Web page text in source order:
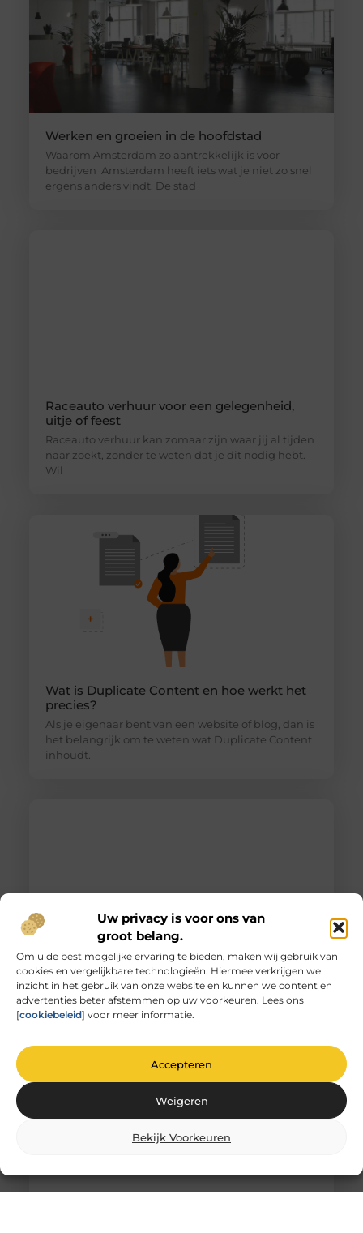
Uw privacy is voor ons van
groot belang.
Om u de best mogelijke ervaring te bieden, maken wij gebruik van
cookies en vergelijkbare technologieën. Hiermee verkrijgen we
inzicht in het gebruik van onze website en kunnen we content en
advertenties beter afstemmen op uw voorkeuren. Lees ons
[cookiebeleid] voor meer informatie.
Accepteren
Weigeren
Bekijk Voorkeuren
Werken en groeien in de hoofdstad
Waarom Amsterdam zo aantrekkelijk is voor
bedrijven Amsterdam heeft iets wat je niet zo snel
ergens anders vindt. De stad
Raceauto verhuur voor een gelegenheid,
uitje of feest
Raceauto verhuur kan zomaar zijn waar jij al tijden
naar zoekt, zonder te weten dat je dit nodig hebt.
Wil
Wat is Duplicate Content en hoe werkt het
precies?
Als je eigenaar bent van een website of blog, dan is
het belangrijk om te weten wat Duplicate Content
inhoudt.
Unieke herinneringen vervat in gegraveerd
glas
De magie van glas graveren Heb je ooit
stilgestaan bij de magie van glas graveren? Het is